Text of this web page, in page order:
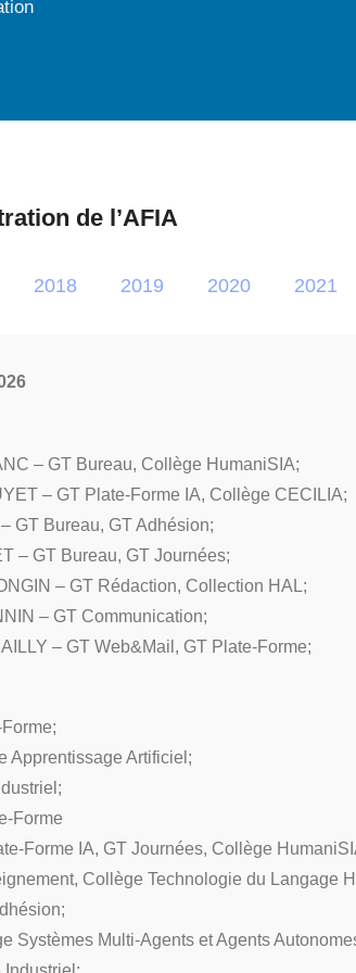
de l’AFIA
2018 2019 2020 2021
– GT Bureau, Collège HumaniSIA;
– GT Plate-Forme IA, Collège CECILIA;
GT Bureau, GT Adhésion;
– GT Bureau, GT Journées;
– GT Rédaction, Collection HAL;
– GT Communication;
– GT Web&Mail, GT Plate-Forme;
Apprentissage Artificiel;
Forme
Forme IA, GT Journées, Collège
Collège Technologie du Langage
Systèmes Multi-Agents et Agents